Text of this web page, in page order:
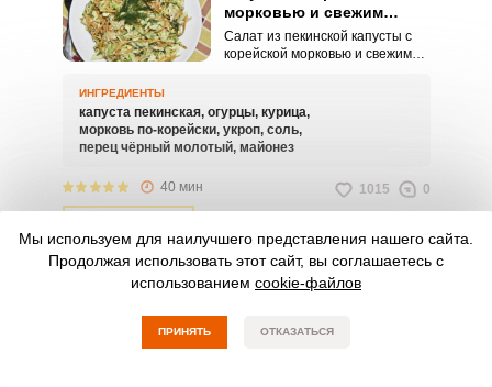
майонезом, а сделайте это
непосредственно перед
подачей.
морковью и свежим
огурцом
Салат из пекинской капусты с
корейской морковью и свежим
дополнит ваш обед или ужин.
Наполнит силами в обеденный
перерыв, ведь его очень удобно
ИНГРЕДИЕНТЫ
капуста пекинская, огурцы, курица,
морковь по-корейски, укроп, соль,
перец чёрный молотый, майонез
40 мин 1015 0
капусты с колбасой и
огурцом
Мы используем для наилучшего представления нашего сайта.
Продолжая использовать этот сайт, вы соглашаетесь с
использованием cookie-файлов
ПРИНЯТЬ ОТКАЗАТЬСЯ